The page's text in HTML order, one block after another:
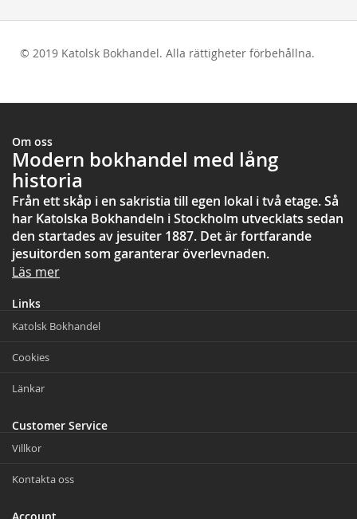
© 2019 Katolsk Bokhandel. Alla rättigheter förbehållna.
Om oss
Modern bokhandel med lång
historia
Från ett skåp i en sakristia till egen lokal i två etage. Så
har Katolska Bokhandeln i Stockholm utvecklats sedan
den startades av jesuiter 1887. Det är fortfarande
jesuitorden som garanterar överlevnaden.
Läs mer
Links
Katolsk Bokhandel
Cookies
Länkar
Customer Service
Villkor
Kontakta oss